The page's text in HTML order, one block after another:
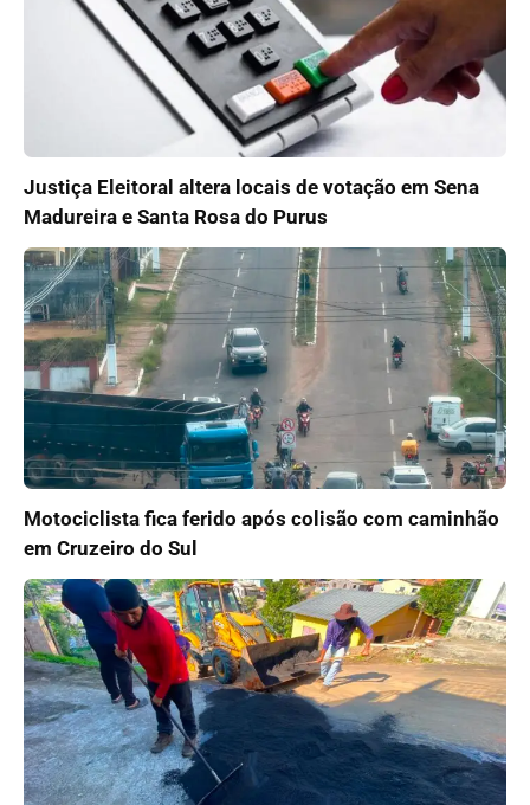
Justiça Eleitoral altera locais de votação em Sena
Madureira e Santa Rosa do Purus
Motociclista fica ferido após colisão com caminhão
em Cruzeiro do Sul